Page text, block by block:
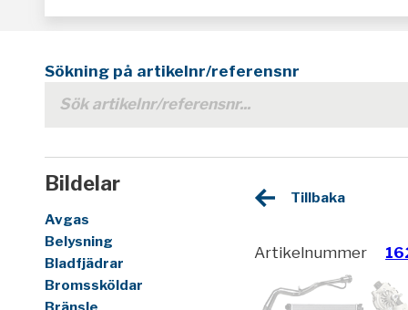
Sökning på artikelnr/referensnr
Bildelar
Avgas
Belysning
Bladfjädrar
Bromssköldar
Tillbaka
Artikelnummer